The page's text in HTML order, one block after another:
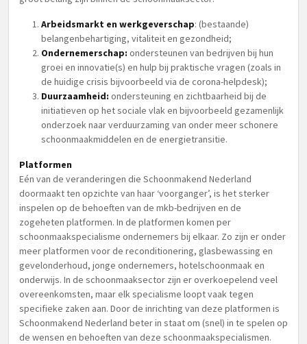
Arbeidsmarkt en werkgeverschap: (bestaande)
belangenbehartiging, vitaliteit en gezondheid;
Ondernemerschap: ondersteunen van bedrijven bij hun
groei en innovatie(s) en hulp bij praktische vragen (zoals in
de huidige crisis bijvoorbeeld via de corona-helpdesk);
Duurzaamheid: ondersteuning en zichtbaarheid bij de
initiatieven op het sociale vlak en bijvoorbeeld gezamenlijk
onderzoek naar verduurzaming van onder meer schonere
schoonmaakmiddelen en de energietransitie.
Platformen
Eén van de veranderingen die Schoonmakend Nederland
doormaakt ten opzichte van haar ‘voorganger’, is het sterker
inspelen op de behoeften van de mkb-bedrijven en de
zogeheten platformen. In de platformen komen per
schoonmaakspecialisme ondernemers bij elkaar. Zo zijn er onder
meer platformen voor de reconditionering, glasbewassing en
gevelonderhoud, jonge ondernemers, hotelschoonmaak en
onderwijs. In de schoonmaaksector zijn er overkoepelend veel
overeenkomsten, maar elk specialisme loopt vaak tegen
specifieke zaken aan. Door de inrichting van deze platformen is
Schoonmakend Nederland beter in staat om (snel) in te spelen op
de wensen en behoeften van deze schoonmaakspecialismen.